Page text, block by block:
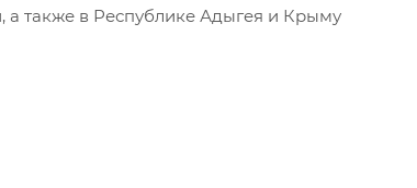
а также в Республике Адыгея и Крыму